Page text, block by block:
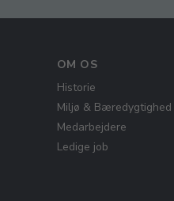
OM OS
Historie
Miljø & Bæredygtighed
Medarbejdere
Ledige job